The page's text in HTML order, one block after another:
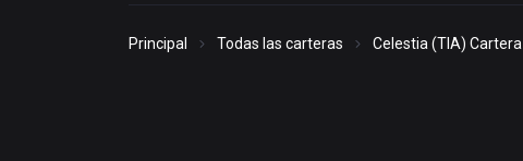
Principal Todas las carteras Celestia (TIA) Cartera